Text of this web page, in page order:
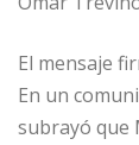
El mensaje
En un
subrayó que